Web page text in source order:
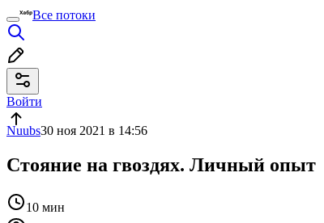
Все потоки
Войти
Nuubs30 ноя 2021 в 14:56
Стояние на гвоздях. Личный опыт
10 мин